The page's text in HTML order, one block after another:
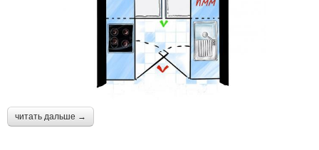
читать дальше →